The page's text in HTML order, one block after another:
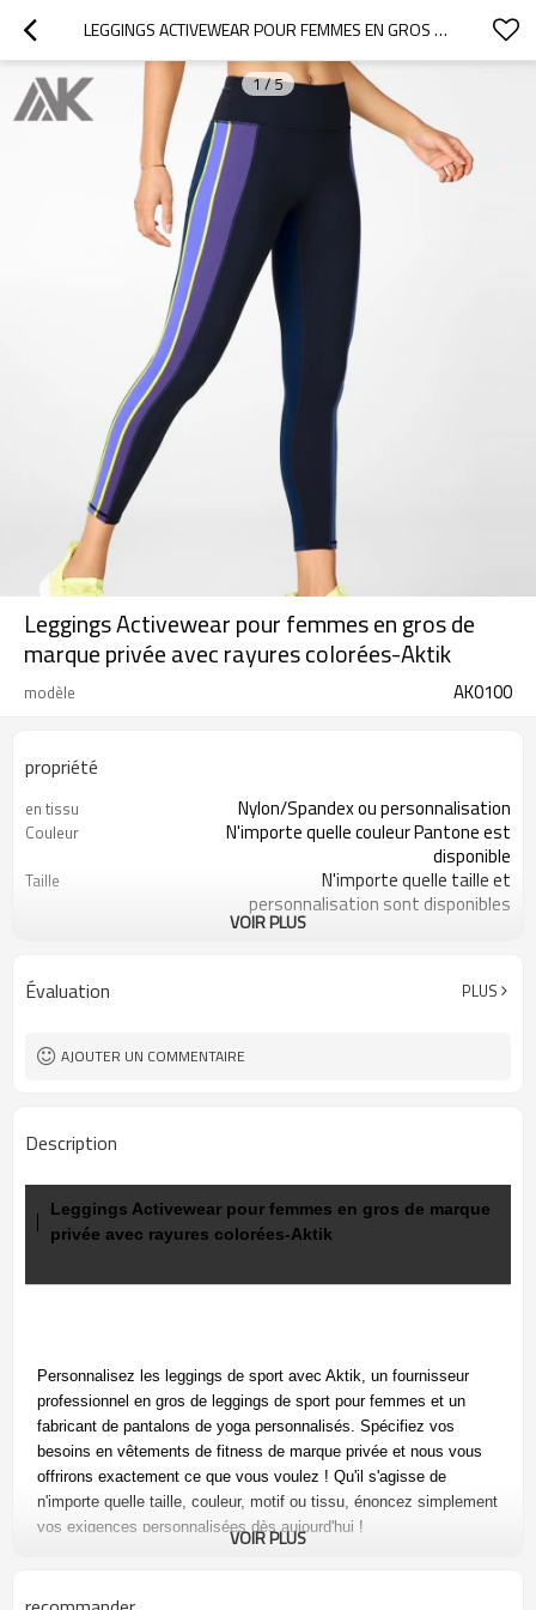
LEGGINGS ACTIVEWEAR POUR FEMMES EN GROS DE MARQUE PRIVÉE AVEC RAYURES COLORÉES-AKTIK
1/5
Leggings Activewear pour femmes en gros de
marque privée avec rayures colorées-Aktik
modèle AK0100
propriété
en tissu Nylon/Spandex ou personnalisation
Couleur
N'importe quelle couleur Pantone est
disponible
Taille
N'importe quelle taille et
personnalisation sont disponibles
Fonctionnalité
Évacuation de l'humidité, séchage
VOIR PLUS
Évaluation PLUS
AJOUTER UN COMMENTAIRE
Description
Leggings Activewear pour femmes en gros de marque
privée avec rayures colorées-Aktik
Personnalisez les leggings de sport avec Aktik, un fournisseur
professionnel en gros de leggings de sport pour femmes et un
fabricant de pantalons de yoga personnalisés. Spécifiez vos
besoins en vêtements de fitness de marque privée et nous vous
offrirons exactement ce que vous voulez ! Qu'il s'agisse de
n'importe quelle taille, couleur, motif ou tissu, énoncez simplement
vos exigences personnalisées dès aujourd'hui !
VOIR PLUS